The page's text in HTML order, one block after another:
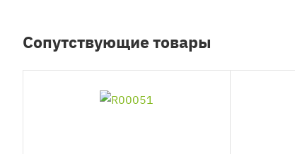
Сопутствующие товары